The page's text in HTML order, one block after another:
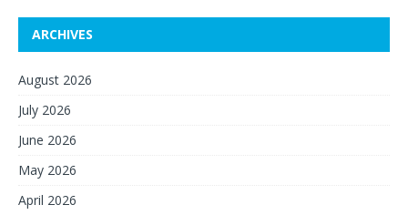
ARCHIVES
August 2026
July 2026
June 2026
May 2026
April 2026